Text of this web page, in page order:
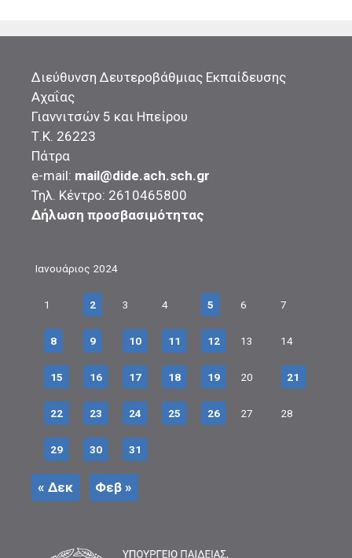
Διεύθυνση Δευτεροβάθμιας Εκπαίδευσης
Αχαΐας
Γιαννιτσών 5 και Ηπείρου
Τ.Κ. 26223
Πάτρα
e-mail: mail@dide.ach.sch.gr
Τηλ. Κέντρο: 2610465800
Δήλωση προσβασιμότητας
Ιανουάριος 2024
1 2 3 4 5 6 7
8 9 10 11 12 13 14
15 16 17 18 19 20 21
22 23 24 25 26 27 28
29 30 31
« Δεκ Φεβ »